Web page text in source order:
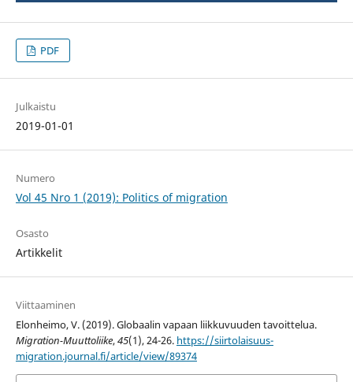
PDF
Julkaistu
2019-01-01
Numero
Vol 45 Nro 1 (2019): Politics of migration
Osasto
Artikkelit
Viittaaminen
Elonheimo, V. (2019). Globaalin vapaan liikkuvuuden tavoittelua.
Migration-Muuttoliike,45(1), 24-26. https://siirtolaisuus-
migration.journal.fi/article/view/89374